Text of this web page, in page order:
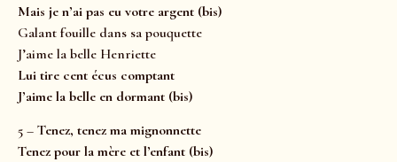
Mais je n’ai pas eu votre argent (bis)
Galant fouille dans sa pouquette
J’aime la belle Henriette
Lui tire cent écus comptant
J’aime la belle en dormant (bis)
5 – Tenez, tenez ma mignonnette
Tenez pour la mère et l’enfant (bis)